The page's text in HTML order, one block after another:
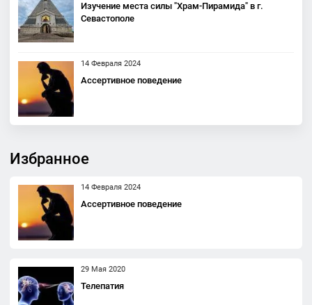
Изучение места силы "Храм-Пирамида" в г.
Севастополе
14 Февраля 2024
Ассертивное поведение
Избранное
14 Февраля 2024
Ассертивное поведение
29 Мая 2020
Телепатия